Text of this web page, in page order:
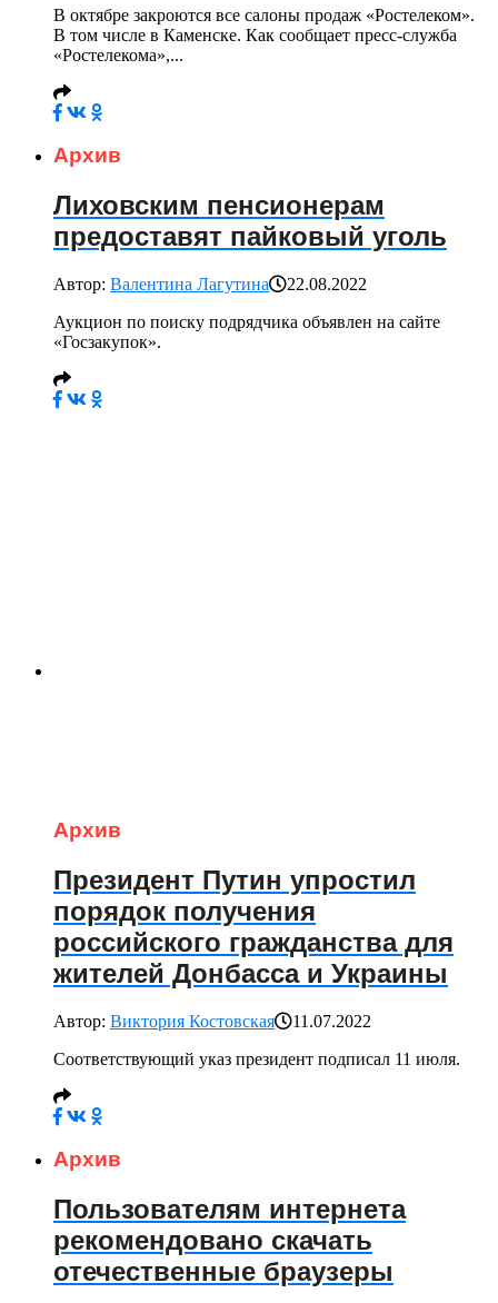
В октябре закроются все салоны продаж «Ростелеком».
В том числе в Каменске. Как сообщает пресс-служба
«Ростелекома»,...
Архив
Лиховским пенсионерам
предоставят пайковый уголь
Автор: Валентина Лагутина
22.08.2022
Аукцион по поиску подрядчика объявлен на сайте
«Госзакупок».
Архив
Президент Путин упростил
порядок получения
российского гражданства для
жителей Донбасса и Украины
Автор: Виктория Костовская
11.07.2022
Соответствующий указ президент подписал 11 июля.
Архив
Пользователям интернета
рекомендовано скачать
отечественные браузеры